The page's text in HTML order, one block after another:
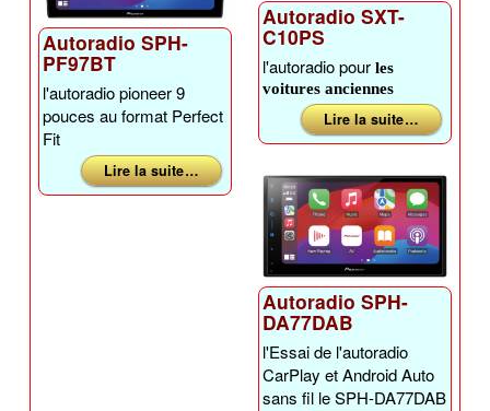
Autoradio SPH-
PF97BT
l'autoradio pioneer 9
pouces au format Perfect
Fit
Lire la suite …
Autoradio SXT-
C10PS
l'autoradio pour les
voitures anciennes
Lire la suite …
Autoradio SPH-
DA77DAB
l'Essai de l'autoradio
CarPlay et Android Auto
sans fil le SPH-DA77DAB